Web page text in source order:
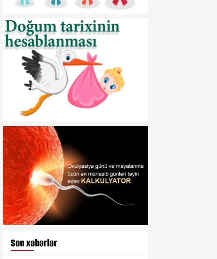
Son xəbərlər